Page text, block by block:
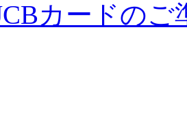
カードのご